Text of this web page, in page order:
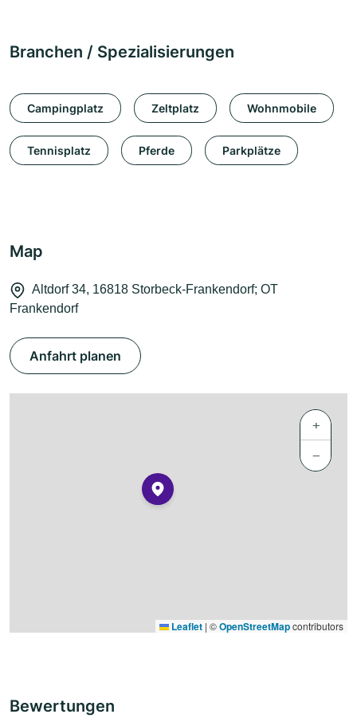
Branchen / Spezialisierungen
Campingplatz Zeltplatz Wohnmobile
Tennisplatz Pferde Parkplätze
Map
Altdorf 34, 16818 Storbeck-Frankendorf; OT
Frankendorf
Anfahrt planen
+
−
Leaflet | ©OpenStreetMapcontributors
Bewertungen